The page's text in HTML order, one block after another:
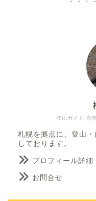
登山ガイド,自
札幌を拠点に、登山
しております。
プロフィール詳細
お問合せ